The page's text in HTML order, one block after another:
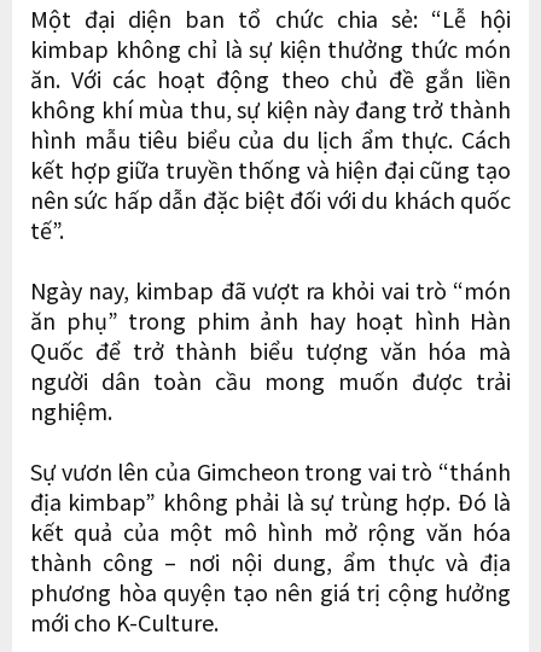
Một đại diện ban tổ chức chia sẻ: “Lễ hội
kimbap không chỉ là sự kiện thưởng thức món
ăn. Với các hoạt động theo chủ đề gắn liền
không khí mùa thu, sự kiện này đang trở thành
hình mẫu tiêu biểu của du lịch ẩm thực. Cách
kết hợp giữa truyền thống và hiện đại cũng tạo
nên sức hấp dẫn đặc biệt đối với du khách quốc
tế”.
Ngày nay, kimbap đã vượt ra khỏi vai trò “món
ăn phụ” trong phim ảnh hay hoạt hình Hàn
Quốc để trở thành biểu tượng văn hóa mà
người dân toàn cầu mong muốn được trải
nghiệm.
Sự vươn lên của Gimcheon trong vai trò “thánh
địa kimbap” không phải là sự trùng hợp. Đó là
kết quả của một mô hình mở rộng văn hóa
thành công – nơi nội dung, ẩm thực và địa
phương hòa quyện tạo nên giá trị cộng hưởng
mới cho K-Culture.